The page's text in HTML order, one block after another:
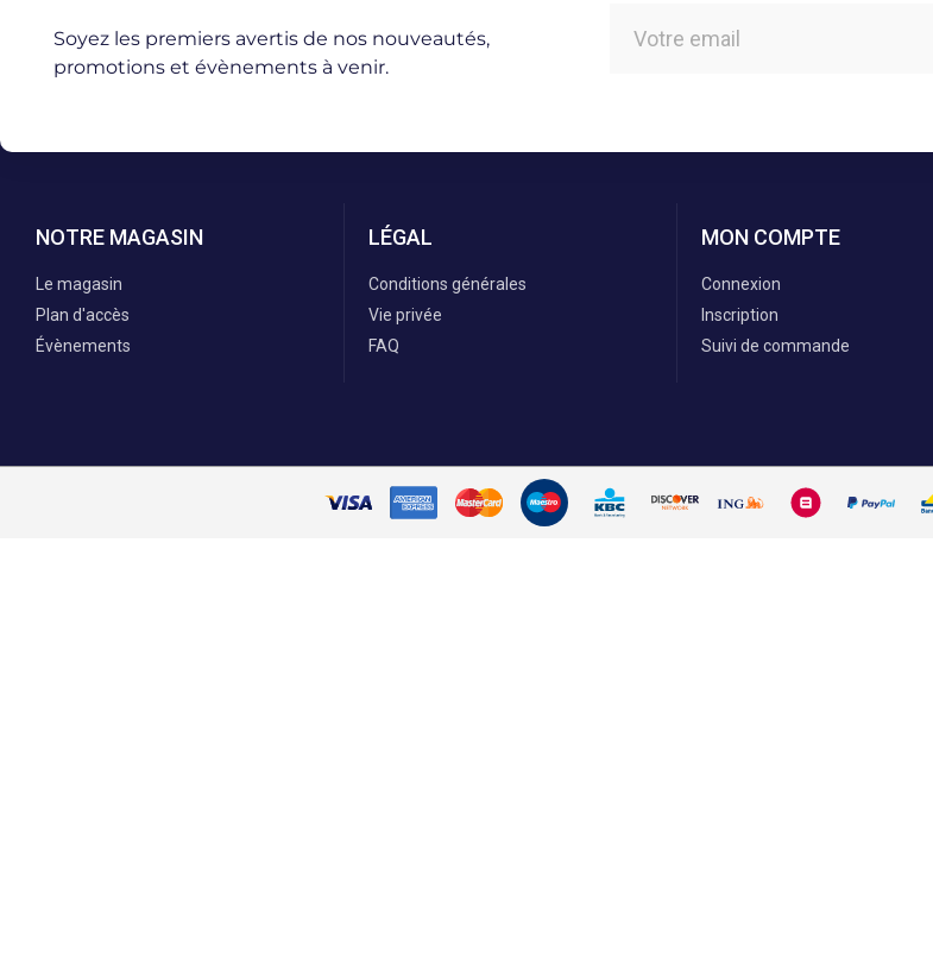
Soyez les premiers avertis de nos nouveautés,
promotions et évènements à venir.
NOTRE MAGASIN
Le magasin
Plan d'accès
Évènements
LÉGAL
Conditions générales
Vie privée
FAQ
MON COMPTE
Connexion
Inscription
Suivi de commande